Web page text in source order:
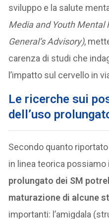
sviluppo e la salute
Media and Youth Mental
General’s Advisory),
carenza di studi che
l’impatto sul cervello in
Le ricerche sui
dell’uso
Secondo quanto riportato
in linea teorica possiamo
prolungato dei SM
maturazione di alcune
importanti: l’amigdala